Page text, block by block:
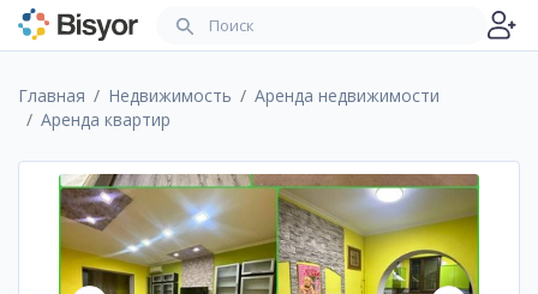
Главная Недвижимость
Аренда недвижимости
Аренда квартир